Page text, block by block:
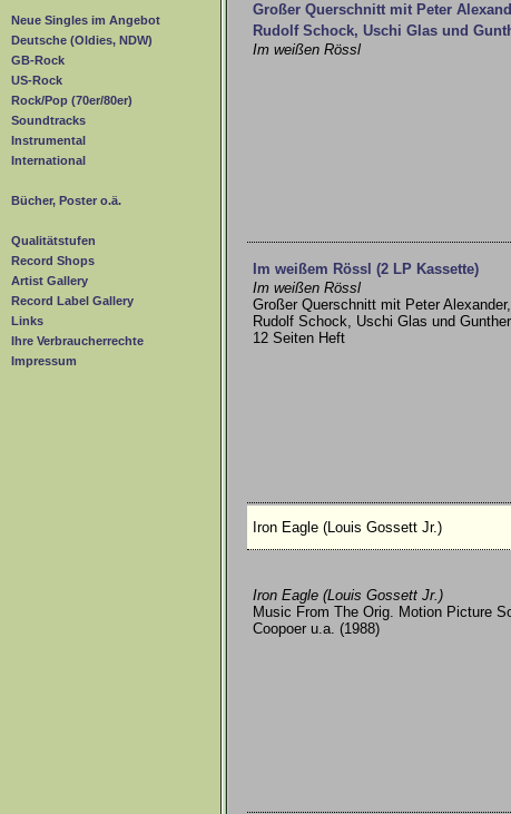
Neue Singles im Angebot
Deutsche (Oldies, NDW)
GB-Rock
US-Rock
Rock/Pop (70er/80er)
Soundtracks
Instrumental
International
Bücher, Poster o.ä.
Qualitätstufen
Record Shops
Artist Gallery
Record Label Gallery
Links
Ihre Verbraucherrechte
Impressum
Großer Querschnitt mit Peter
Rudolf Schock, Uschi Glas und
Im weißen Rössl
Im weißem Rössl (2 LP Kassette)
Im weißen Rössl
Großer Querschnitt mit Peter
Rudolf Schock, Uschi Glas und
12 Seiten Heft
Iron Eagle (Louis Gossett Jr.)
Iron Eagle (Louis Gossett Jr.)
Music From The Orig. Motion Picture
Coopoer u.a. (1988)